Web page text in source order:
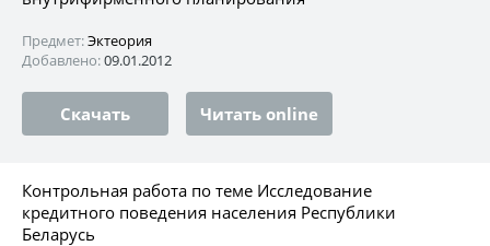
Предмет:Эктеория
Добавлено:09.01.2012
Скачать Читать online
Контрольная работа по теме Исследование
кредитного поведения населения Республики
Беларусь